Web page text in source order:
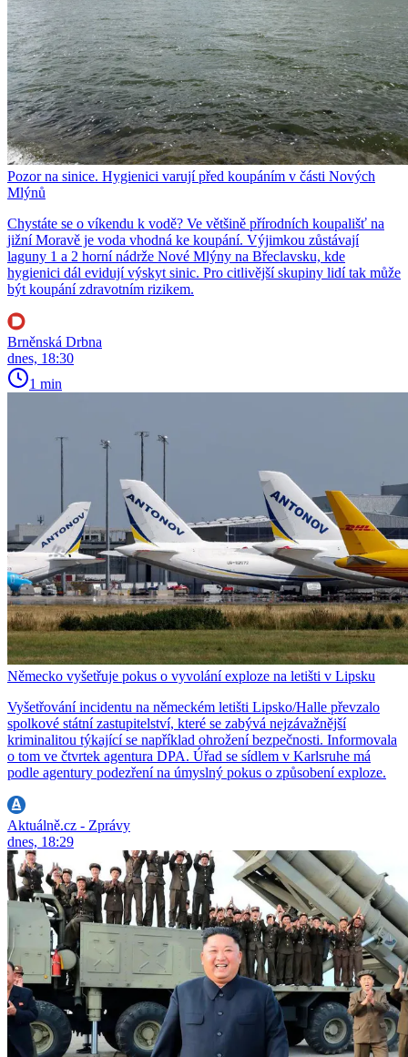
Pozor na sinice. Hygienici varují před koupáním v části Nových
Mlýnů
Chystáte se o víkendu k vodě? Ve většině přírodních koupališť na
jižní Moravě je voda vhodná ke koupání. Výjimkou zůstávají
laguny 1 a 2 horní nádrže Nové Mlýny na Břeclavsku, kde
hygienici dál evidují výskyt sinic. Pro citlivější skupiny lidí tak může
být koupání zdravotním rizikem.
Brněnská Drbna
dnes, 18:30
1 min
Německo vyšetřuje pokus o vyvolání exploze na letišti v Lipsku
Vyšetřování incidentu na německém letišti Lipsko/Halle převzalo
spolkové státní zastupitelství, které se zabývá nejzávažnější
kriminalitou týkající se například ohrožení bezpečnosti. Informovala
o tom ve čtvrtek agentura DPA. Úřad se sídlem v Karlsruhe má
podle agentury podezření na úmyslný pokus o způsobení exploze.
Aktuálně.cz - Zprávy
dnes, 18:29